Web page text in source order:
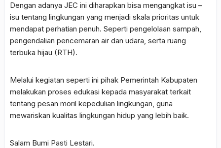
Dengan adanya JEC ini diharapkan bisa mengangkat isu –
isu tentang lingkungan yang menjadi skala prioritas untuk
mendapat perhatian penuh. Seperti pengelolaan sampah,
pengendalian pencemaran air dan udara, serta ruang
terbuka hijau (RTH).
Melalui kegiatan seperti ini pihak Pemerintah Kabupaten
melakukan proses edukasi kepada masyarakat terkait
tentang pesan moril kepedulian lingkungan, guna
mewariskan kualitas lingkungan hidup yang lebih baik.
Salam Bumi Pasti Lestari.